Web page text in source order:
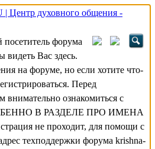
форума
Вас здесь.
на форуме, но если хотите что-
Перед
внимательно ознакомиться с
В РАЗДЕЛЕ ПРО ИМЕНА
не проходит, для помощи с
техподдержки форума krishna-